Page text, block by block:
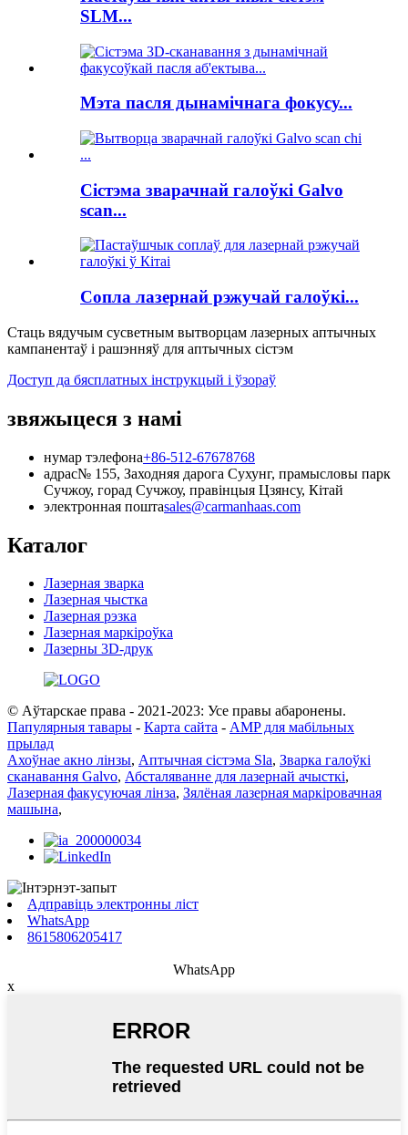
SLM...
Мэта пасля дынамічнага фокусу...
Сістэма зварачнай галоўкі Galvo
scan...
Сопла лазернай рэжучай галоўкі...
Стаць вядучым сусветным вытворцам лазерных аптычных
кампанентаў і рашэнняў для аптычных сістэм
Доступ да бясплатных інструкцый і ўзораў
звяжыцеся з намі
нумар тэлефона+86-512-67678768
адрас№ 155, Заходняя дарога Сухунг, прамысловы парк
Сучжоу, горад Сучжоу, правінцыя Цзянсу, Кітай
электронная поштаsales@carmanhaas.com
Каталог
Лазерная зварка
Лазерная чыстка
Лазерная рэзка
Лазерная маркіроўка
Лазерны 3D-друк
© Аўтарскае права - 2021-2023: Усе правы абаронены.
Папулярныя тавары - Карта сайта - AMP для мабільных
прылад
Ахоўнае акно лінзы, Аптычная сістэма Sla, Зварка галоўкі
сканавання Galvo, Абсталяванне для лазернай ачысткі,
Лазерная факусуючая лінза, Зялёная лазерная маркіровачная
машына,
Адправіць электронны ліст
WhatsApp
8615806205417
WhatsApp
x